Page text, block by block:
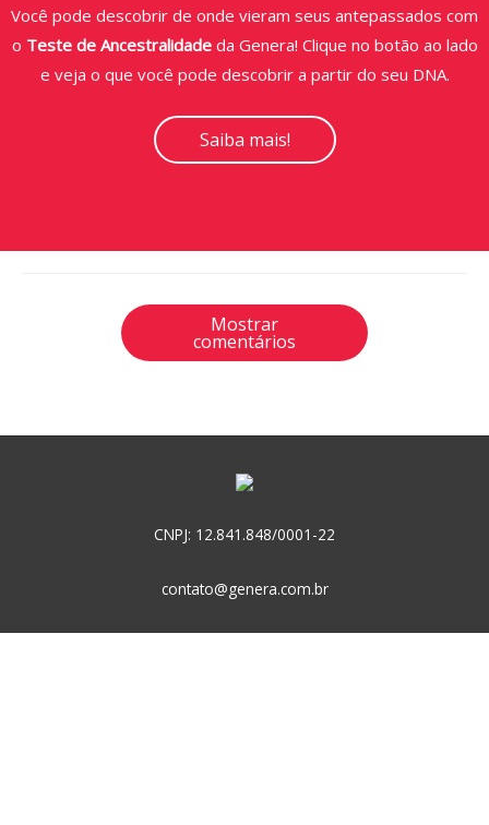
Você pode descobrir de onde vieram seus antepassados com
o Teste de Ancestralidadeda Genera! Clique no botão ao lado
e veja o que você pode descobrir a partir do seu DNA.
Saiba mais!
Mostrar
comentários
CNPJ: 12.841.848/0001-22
contato@genera.com.br